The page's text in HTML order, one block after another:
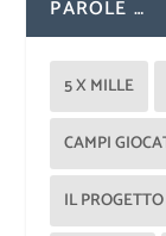
PAROLE …
5 X MILLE
CAMPI
IL